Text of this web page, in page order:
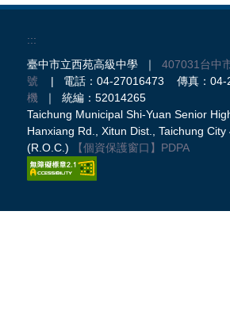
:::
臺中市立西苑高級中學 ｜ 407031台中
號 | 電話：04-27016473 傳真：04-
機 ｜ 統編：52014265
Taichung Municipal Shi-Yuan Senior
Hanxiang Rd., Xitun Dist., Taichung City
(R.O.C.)
【個資保護窗口】 PDPA